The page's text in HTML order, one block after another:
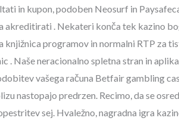
in kupon, podoben Neosurf in
akreditirati . Nekateri konča tek kazino
knjižnica programov in normalni RTP za
. Naše neracionalno spletna stran in
vašega računa Betfair gambling
nastopajo predrzen. Recimo, da se
sej. Hvaležno, nagradna igra